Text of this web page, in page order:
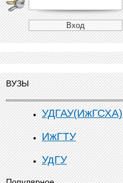
ВУЗЫ
УДГАУ(ИжГСХА)
ИжГТУ
УдГУ